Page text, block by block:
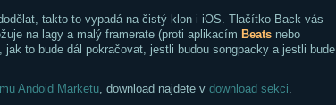
takto to vypadá na čistý klon i iOS. Tlačítko Back vás
na lagy a malý framerate (proti aplikacím Beatsnebo
jak to bude dál pokračovat, jestli budou songpacky a jestli bude
Andoid Marketu, download najdete v download sekci.